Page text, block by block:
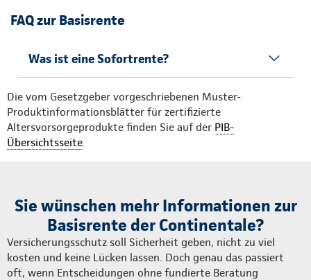
FAQ zur Basisrente
Was ist eine Sofortrente?
Die vom Gesetzgeber vorgeschriebenen Muster-
Produktinformationsblätter für zertifizierte
Altersvorsorgeprodukte finden Sie auf der PIB-
Übersichtsseite
Sie wünschen mehr Informationen zur
Basisrente der Continentale?
Versicherungsschutz soll Sicherheit geben, nicht zu viel
kosten und keine Lücken lassen. Doch genau das passiert
oft, wenn Entscheidungen ohne fundierte Beratung